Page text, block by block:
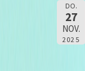
DO.
27
NOV.
2025